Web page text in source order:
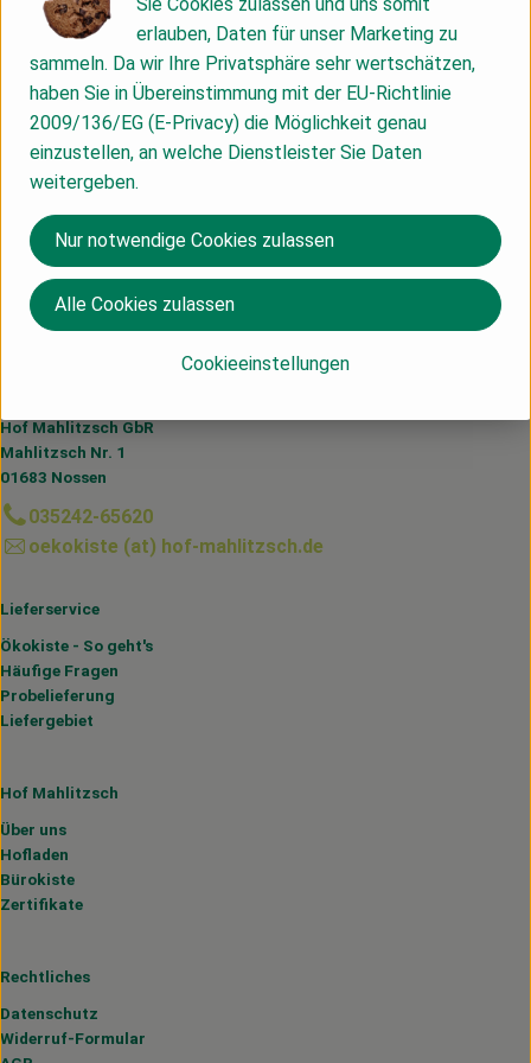
Info
Produktinformationen
Herkunft
Sachsen
Du hast eine Frage? Wir helfen dir gerne:
Hof Mahlitzsch GbR
Mahlitzsch Nr. 1
01683 Nossen
035242-65620
oekokiste (at) hof-mahlitzsch.de
Lieferservice
Ökokiste - So geht's
Häufige Fragen
Probelieferung
Liefergebiet
Hof Mahlitzsch
Über uns
Hofladen
Bürokiste
Zertifikate
Rechtliches
Datenschutz
Widerruf-Formular
erlauben, Daten für unser Marketing zu
sammeln. Da wir Ihre Privatsphäre sehr wertschätzen,
haben Sie in Übereinstimmung mit der EU-Richtlinie
2009/136/EG (E-Privacy) die Möglichkeit genau
einzustellen, an welche Dienstleister Sie Daten
weitergeben.
Cookieeinstellungen
Nur notwendige Cookies zulassen
Alle Cookies zulassen